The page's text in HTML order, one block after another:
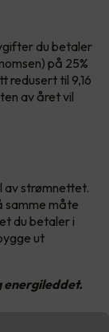
du betaler
på 25%
redusert til 9,16
av året vil
av strømnettet.
samme måte
du betaler i
ut
energileddet.